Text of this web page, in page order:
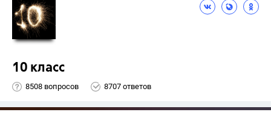
10 класс
8508 вопросов 8707 ответов